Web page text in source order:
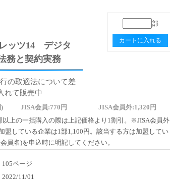
ッツ14 デジタ
務と契約実務
の取適法について差
れて販売中
部
カートに入れる
JISA会員:770円
JISA会員外:1,320円
以上の一括購入の際は上記価格より1割引。※JISA会員外
盟している企業は1部1,100円。該当する方は加盟してい
員名)を申込時に明記してください。
105ページ
2022/11/01